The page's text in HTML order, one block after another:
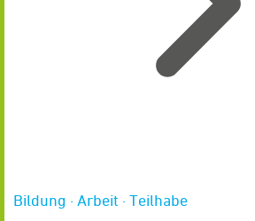
Bildung · Arbeit · Teilhabe